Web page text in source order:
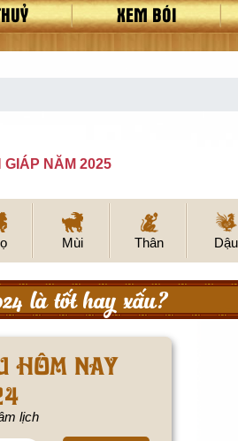
XEM BÓI
GIÁP NĂM 2025
Mùi Thân Dậu
là tốt hay xấu?
hôm nay
lịch